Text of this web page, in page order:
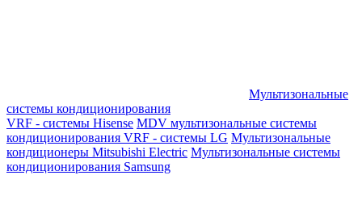
Мультизональные
системы кондиционирования
VRF - системы Hisense MDV мультизональные системы
кондиционирования VRF - системы LG Мультизональные
кондиционеры Mitsubishi Electric Мультизональные системы
кондиционирования Samsung